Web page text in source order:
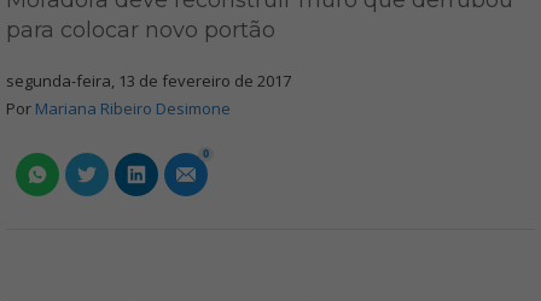
para colocar novo portão
segunda-feira, 13 de fevereiro de 2017
Por Mariana Ribeiro Desimone
0